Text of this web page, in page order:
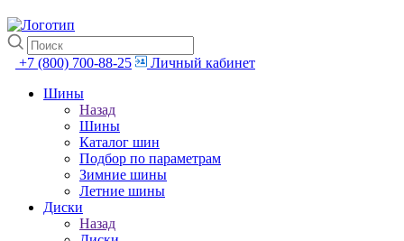
+7 (800) 700-88-25
Личный кабинет
Шины
Назад
Шины
Каталог шин
Подбор по параметрам
Зимние шины
Летние шины
Диски
Назад